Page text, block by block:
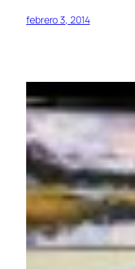
febrero 3, 2014